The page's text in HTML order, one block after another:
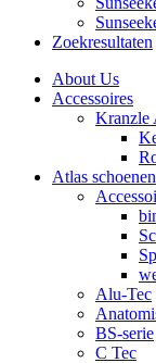
Zoekresultaten
About Us
Accessoires
Kranzle
Atlas schoenen
Alu-Tec
BS-serie
C Tec